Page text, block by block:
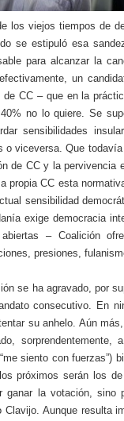
los viejos tiempos de
se estipuló esa
para alcanzar la
un
de CC – que en la
no lo quiere. Se
sensibilidades
o viceversa. Que
de CC y la pervivencia
propia CC esta
sensibilidad
exige democracia
– Coalición
presiones,
se ha agravado, por
consecutivo. En
su anhelo. Aún
siento con fuerzas”)
próximos serán los
ganar la votación, sino
Clavijo. Aunque resulta